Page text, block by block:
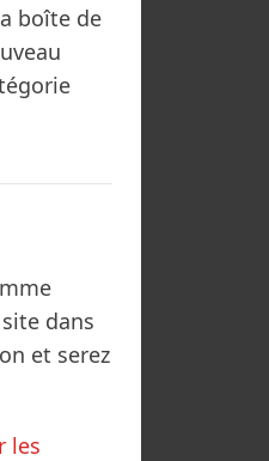
boîte de
dans
et serez
les